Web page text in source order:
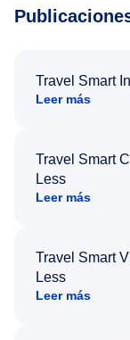
Travel Smart
Leer más
Travel Smart
Less
Leer más
Travel Smart
Less
Leer más